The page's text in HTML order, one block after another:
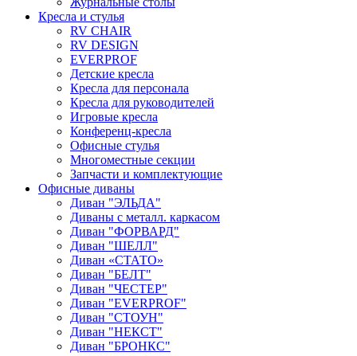
Кресла и стулья
RV CHAIR
RV DESIGN
EVERPROF
Детские кресла
Кресла для персонала
Кресла для руководителей
Игровые кресла
Конференц-кресла
Офисные стулья
Многоместные секции
Запчасти и комплектующие
Офисные диваны
Диван "ЭЛЬДА"
Диваны с металл. каркасом
Диван "ФОРВАРД"
Диван "ШЕЛЛ"
Диван «СТАТО»
Диван "БЕЛТ"
Диван "ЧЕСТЕР"
Диван "EVERPROF"
Диван "СТОУН"
Диван "НЕКСТ"
Диван "БРОНКС"